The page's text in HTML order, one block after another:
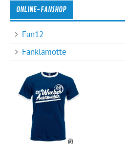
ONLINE-FANSHOP
Fan12
Fanklamotte